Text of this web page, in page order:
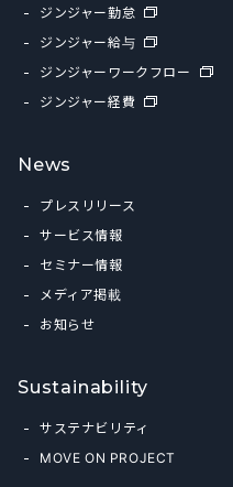
ジンジャー勤怠
ジンジャー給与
ジンジャーワークフロー
ジンジャー経費
News
プレスリリース
サービス情報
セミナー情報
メディア掲載
お知らせ
Sustainability
サステナビリティ
MOVE ON PROJECT